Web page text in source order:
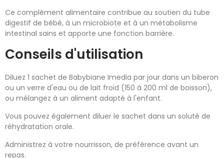
Ce complément alimentaire contribue au soutien du tube
digestif de bébé, à un microbiote et à un métabolisme
intestinal sains et apporte une fonction barrière.
Conseils d'utilisation
Diluez 1 sachet de Babybiane Imedia par jour dans un biberon
ou un verre d'eau ou de lait froid (150 à 200 ml de boisson),
ou mélangez à un aliment adapté à l'enfant.
Vous pouvez également diluer le sachet dans un soluté de
réhydratation orale.
Administrez à votre nourrisson, de préférence avant un
repas.